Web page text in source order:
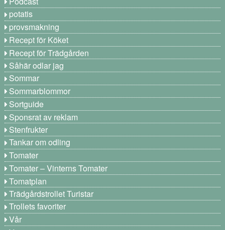
potatis
provsmakning
Recept för Köket
Recept för Trädgården
Såhär odlar jag
Sommar
Sommarblommor
Sortguide
Sponsrat av reklam
Stenfrukter
Tankar om odling
Tomater
Tomater – Vinterns Tomater
Tomatplan
Trädgårdstrollet Turistar
Trollets favoriter
Vår